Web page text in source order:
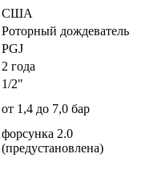
США
Роторный дождеватель
PGJ
2 года
1/2"
от 1,4 до 7,0 бар
форсунка 2.0
(предустановлена)